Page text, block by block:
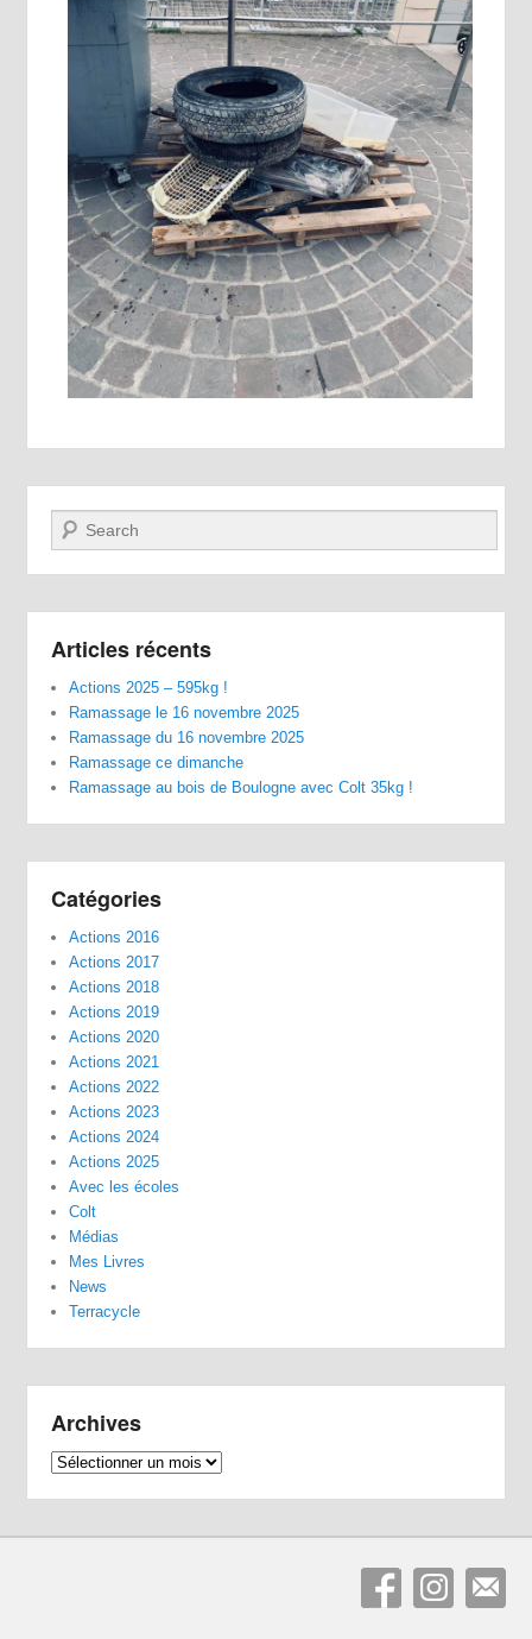
Recherche
Articles récents
Actions 2025 – 595kg !
Ramassage le 16 novembre 2025
Ramassage du 16 novembre 2025
Ramassage ce dimanche
Ramassage au bois de Boulogne avec Colt 35kg !
Catégories
Actions 2016
Actions 2017
Actions 2018
Actions 2019
Actions 2020
Actions 2021
Actions 2022
Actions 2023
Actions 2024
Actions 2025
Avec les écoles
Colt
Médias
Mes Livres
News
Terracycle
Archives
Archives